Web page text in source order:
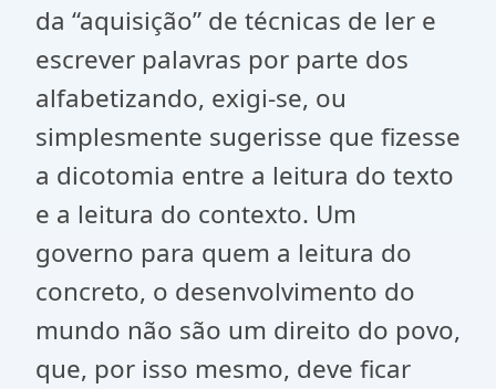
da “aquisição” de técnicas de ler e
escrever palavras por parte dos
alfabetizando, exigi-se, ou
simplesmente sugerisse que fizesse
a dicotomia entre a leitura do texto
e a leitura do contexto. Um
governo para quem a leitura do
concreto, o desenvolvimento do
mundo não são um direito do povo,
que, por isso mesmo, deve ficar